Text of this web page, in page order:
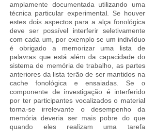
amplamente documentada utilizando uma
técnica particular experimental. Se houver
estes dois aspectos para a alça fonológica
deve ser possível interferir seletivamente
com cada um, por exemplo se um indivíduo
é obrigado a memorizar uma lista de
palavras que está além da capacidade do
sistema de memória de trabalho, as partes
anteriores da lista terão de ser mantidos na
cache fonológica e ensaiadas. Se o
componente de investigação é interferido
por ter participantes vocalizados o material
torna-se irrelevante o desempenho da
memória deveria ser mais pobre do que
quando eles realizam uma tarefa